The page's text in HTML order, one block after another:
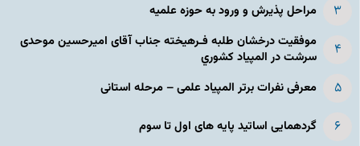
مراحل پذیرش و ورود به حوزه علمیه
موفقیت درخشان طلبه فـرهیخته جناب آقای امیرحسین موحدی
سرشت در المپياد كشوري
معرفی نفرات برتر المپیاد علمی – مرحله استانی
گردهمایی اساتید پایه های اول تا سوم